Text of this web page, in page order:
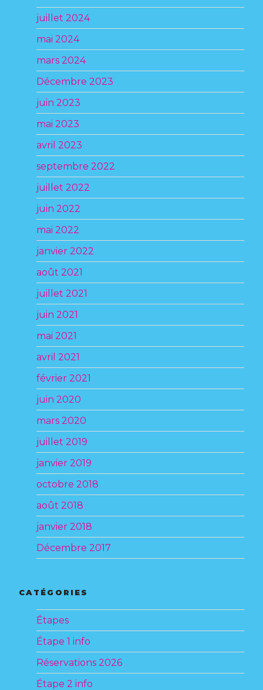
juillet 2024
mai 2024
mars 2024
Décembre 2023
juin 2023
mai 2023
avril 2023
septembre 2022
juillet 2022
juin 2022
mai 2022
janvier 2022
août 2021
juillet 2021
juin 2021
mai 2021
avril 2021
février 2021
juin 2020
mars 2020
juillet 2019
janvier 2019
octobre 2018
août 2018
janvier 2018
Décembre 2017
CATÉGORIES
Étapes
Étape 1 info
Réservations 2026
Étape 2 info